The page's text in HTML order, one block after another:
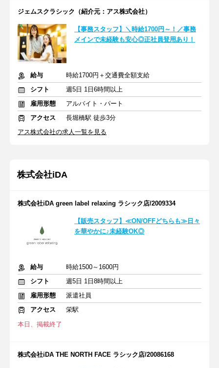
ジェムスクラシック（紹介元：アス株式会社）
【事務スタッフ】＼時給1700円～！／事務
メインで未経験も安心◎正社員登用あり！
給与
時給1700円＋交通費全額支給
シフト
週5日 1日6時間以上
雇用形態
アルバイト・パート
アクセス
長堀橋駅 徒歩3分
アス株式会社の求人一覧を見る
株式会社iDA
株式会社iDA green label relaxing ラシック店/2009334
【販売スタッフ】≪ON/OFFどちらも≫日々
を華やかに♪未経験OK◎
給与
時給1500～1600円
シフト
週5日 1日8時間以上
雇用形態
派遣社員
アクセス
栄駅
本日、掲載終了
株式会社iDA THE NORTH FACE ラシック店/20086168